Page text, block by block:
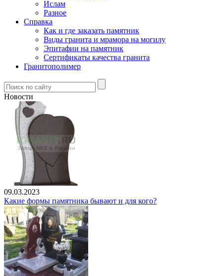
Ислам
Разное
Справка
Как и где заказать памятник
Виды гранита и мрамора на могилу
Эпитафии на памятник
Сертификаты качества гранита
Гранитополимер
Новости
09.03.2023
Какие формы памятника бывают и для кого?